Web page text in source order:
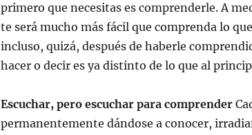
primero que necesitas es comprenderle. A
te será mucho más fácil que comprenda lo
incluso, quizá, después de haberle
hacer o decir es ya distinto de lo que al
Escuchar, pero escuchar para comprender
permanentemente dándose a conocer,